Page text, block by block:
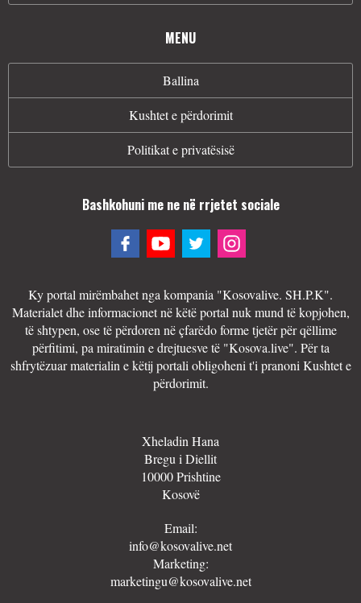
MENU
Ballina
Kushtet e përdorimit
Politikat e privatësisë
Bashkohuni me ne në rrjetet sociale
Ky portal mirëmbahet nga kompania "Kosovalive. SH.P.K".
Materialet dhe informacionet në këtë portal nuk mund të kopjohen,
të shtypen, ose të përdoren në çfarëdo forme tjetër për qëllime
përfitimi, pa miratimin e drejtuesve të "Kosova.live". Për ta
shfrytëzuar materialin e këtij portali obligoheni t'i pranoni Kushtet e
përdorimit.
Xheladin Hana
Bregu i Diellit
10000 Prishtine
Kosovë
Email:
info@kosovalive.net
Marketing:
marketingu@kosovalive.net